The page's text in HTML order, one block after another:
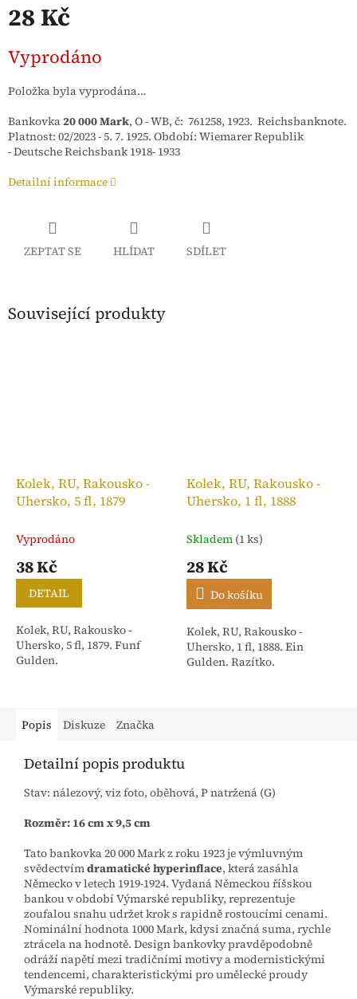
28 Kč
cena:
Vyprodáno
Položka byla vyprodána…
Bankovka20 000 Mark, O - WB, č: 761258, 1923. Reichsbanknote.
Platnost: 02/2023 - 5. 7. 1925. Období: Wiemarer Republik
- Deutsche Reichsbank 1918- 1933
Detailní informace
ZEPTAT SE HLÍDAT SDÍLET
Související produkty
Kolek, RU, Rakousko -
Uhersko, 5 fl, 1879
Vyprodáno
38 Kč
DETAIL
Kolek, RU, Rakousko -
Uhersko, 5 fl, 1879. Funf
Gulden.
Kolek, RU, Rakousko -
Uhersko, 1 fl, 1888
Skladem (1 ks)
28 Kč
Do košíku
Kolek, RU, Rakousko -
Uhersko, 1 fl, 1888. Ein
Gulden. Razítko.
Popis Diskuze Značka
Detailní popis produktu
Stav: nálezový, viz foto, oběhová, P natržená (G)
Rozměr: 16 cm x 9,5 cm
Tato bankovka 20 000 Mark z roku 1923 je výmluvným
svědectvímdramatické hyperinflace, která zasáhla
Německo v letech 1919-1924. Vydaná Německou říšskou
bankou v období Výmarské republiky, reprezentuje
zoufalou snahu udržet krok s rapidně rostoucími cenami.
Nominální hodnota 1000 Mark, kdysi značná suma, rychle
ztrácela na hodnotě. Design bankovky pravděpodobně
odráží napětí mezi tradičními motivy a modernistickými
tendencemi, charakteristickými pro umělecké proudy
Výmarské republiky.